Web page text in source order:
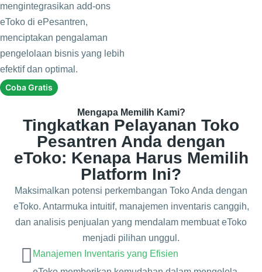
mengintegrasikan add-ons
eToko di ePesantren,
menciptakan pengalaman
pengelolaan bisnis yang lebih
efektif dan optimal.
Coba Gratis
Mengapa Memilih Kami?
Tingkatkan Pelayanan Toko
Pesantren Anda dengan
eToko: Kenapa Harus Memilih
Platform Ini?
Maksimalkan potensi perkembangan Toko Anda dengan
eToko. Antarmuka intuitif, manajemen inventaris canggih,
dan analisis penjualan yang mendalam membuat eToko
menjadi pilihan unggul.
Manajemen Inventaris yang Efisien